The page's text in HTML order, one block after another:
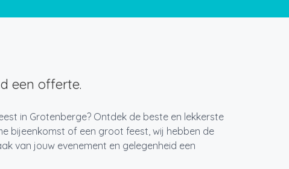
een offerte.
in Grotenberge? Ontdek de beste en lekkerste
bijeenkomst of een groot feest, wij hebben de
van jouw evenement en gelegenheid een